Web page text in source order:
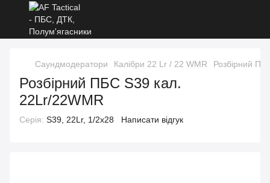
Саундмодератори Калібри 22 Lr / 22 WMR Розбірний
Розбірний ПБС S39 кал.
22Lr/22WMR
Серія: S39, 22Lr, 1/2x28 Написати відгук